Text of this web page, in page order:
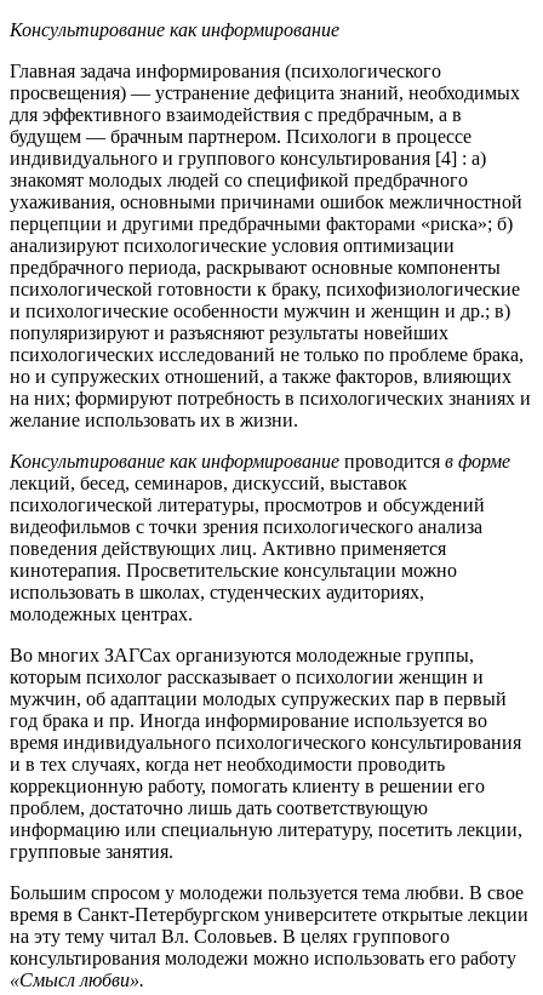
Консультирование как информирование
Главная задача информирования (психологического
просвещения) — устранение дефицита знаний, необходимых
для эффективного взаимодействия с предбрачным, а в
будущем — брачным партнером. Психологи в процессе
индивидуального и группового консультирования [4] : а)
знакомят молодых людей со спецификой предбрачного
ухаживания, основными причинами ошибок межличностной
перцепции и другими предбрачными факторами «риска»; б)
анализируют психологические условия оптимизации
предбрачного периода, раскрывают основные компоненты
психологической готовности к браку, психофизиологические
и психологические особенности мужчин и женщин и др.; в)
популяризируют и разъясняют результаты новейших
психологических исследований не только по проблеме брака,
но и супружеских отношений, а также факторов, влияющих
на них; формируют потребность в психологических знаниях и
желание использовать их в жизни.
Консультирование как информирование проводится в форме
лекций, бесед, семинаров, дискуссий, выставок
психологической литературы, просмотров и обсуждений
видеофильмов с точки зрения психологического анализа
поведения действующих лиц. Активно применяется
кинотерапия. Просветительские консультации можно
использовать в школах, студенческих аудиториях,
молодежных центрах.
Во многих ЗАГСах организуются молодежные группы,
которым психолог рассказывает о психологии женщин и
мужчин, об адаптации молодых супружеских пар в первый
год брака и пр. Иногда информирование используется во
время индивидуального психологического консультирования
и в тех случаях, когда нет необходимости проводить
коррекционную работу, помогать клиенту в решении его
проблем, достаточно лишь дать соответствующую
информацию или специальную литературу, посетить лекции,
групповые занятия.
Большим спросом у молодежи пользуется тема любви. В свое
время в Санкт-Петербургском университете открытые лекции
на эту тему читал Вл. Соловьев. В целях группового
консультирования молодежи можно использовать его работу
«Смысл любви».